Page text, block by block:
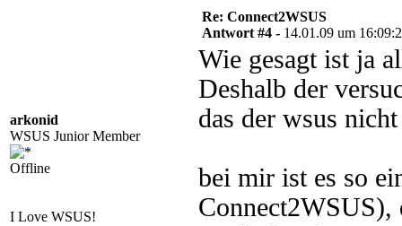
arkonid
WSUS Junior Member
Offline
I Love WSUS!
Re: Connect2WSUS
Antwort #4 - 14.01.09 um
Wie gesagt ist ja
Deshalb der
das der wsus
bei mir ist es so
Connect2WSUS),